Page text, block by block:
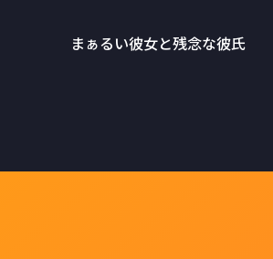
まぁるい彼女と残念な彼氏